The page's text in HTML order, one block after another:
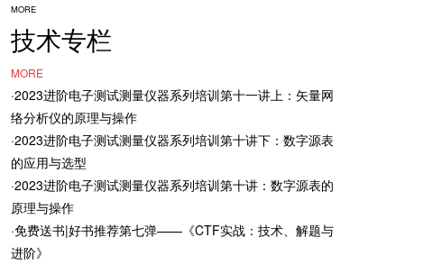
MORE
技术专栏
MORE
·2023进阶电子测试测量仪器系列培训第十一讲上：矢量网
络分析仪的原理与操作
·2023进阶电子测试测量仪器系列培训第十讲下：数字源表
的应用与选型
·2023进阶电子测试测量仪器系列培训第十讲：数字源表的
原理与操作
·免费送书|好书推荐第七弹——《CTF实战：技术、解题与
进阶》